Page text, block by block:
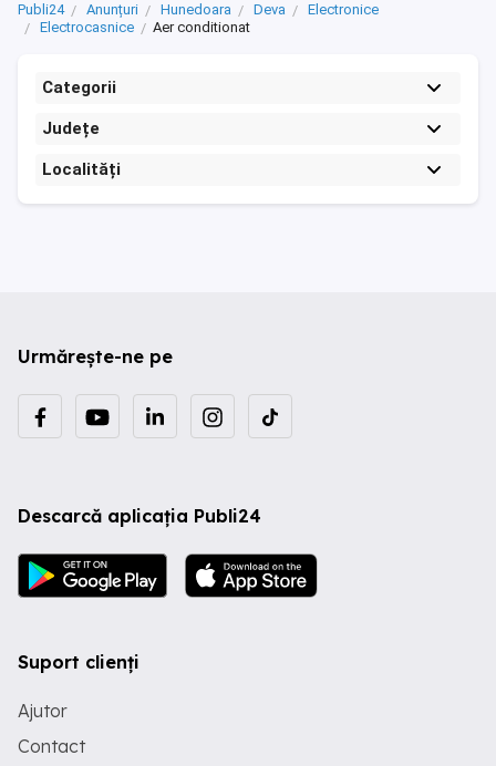
Publi24 Anunțuri Hunedoara Deva
Electronice
Electrocasnice
Aer conditionat
Categorii
Județe
Localități
Urmărește-ne pe
Descarcă aplicația Publi24
Suport clienți
Ajutor
Contact